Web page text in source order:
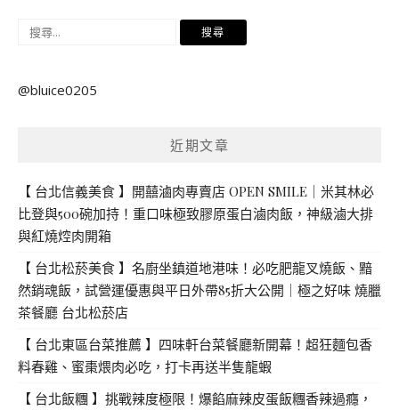
搜
鍵
@bluice0205
近期文章
【 台北信義美食 】開囍滷肉專賣店 OPEN SMILE｜米其林必
比登與500碗加持！重口味極致膠原蛋白滷肉飯，神級滷大排
與紅燒焢肉開箱
【 台北松菸美食 】名廚坐鎮道地港味！必吃肥龍叉燒飯、黯
然銷魂飯，試營運優惠與平日外帶85折大公開｜極之好味 燒臘
茶餐廳 台北松菸店
【 台北東區台菜推薦 】四味軒台菜餐廳新開幕！超狂麵包香
料春雞、蜜棗煨肉必吃，打卡再送半隻龍蝦
【 台北飯糰 】挑戰辣度極限！爆餡麻辣皮蛋飯糰香辣過癮，